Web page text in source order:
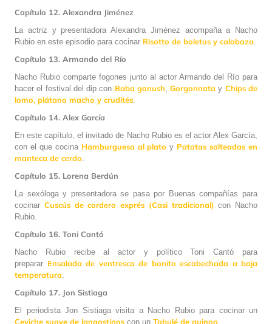
Capítulo 12. Alexandra Jiménez
La actriz y presentadora Alexandra Jiménez acompaña a Nacho
Rubio en este episodio para cocinar Risotto de boletus y calabaza
Capítulo 13. Armando del Río
Nacho Rubio comparte fogones junto al actor Armando del Río para
hacer el festival del dip con Baba ganush ,Gorgonnata y Chips de
lomo, plátano macho y crudités
Capítulo 14. Alex García
En este capítulo, el invitado de Nacho Rubio es el actor Alex García,
con el que cocina Hamburguesa al plato y Patatas salteadas en
manteca de cerdo
Capítulo 15. Lorena Berdún
La sexóloga y presentadora se pasa por Buenas compañías para
cocinar Cuscús de cordero exprés (Casi tradicional) con Nacho
Rubio.
Capítulo 16. Toni Cantó
Nacho Rubio recibe al actor y político Toni Cantó para
preparar Ensalada de ventresca de bonito escabechada a baja
temperatura
Capítulo 17. Jon Sistiaga
El periodista Jon Sistiaga visita a Nacho Rubio para cocinar un
Ceviche suave de langostinos con un Tabulé de quinoa